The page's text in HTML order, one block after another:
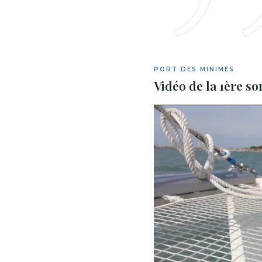
PORT DES MINIMES
Vidéo de la 1ère